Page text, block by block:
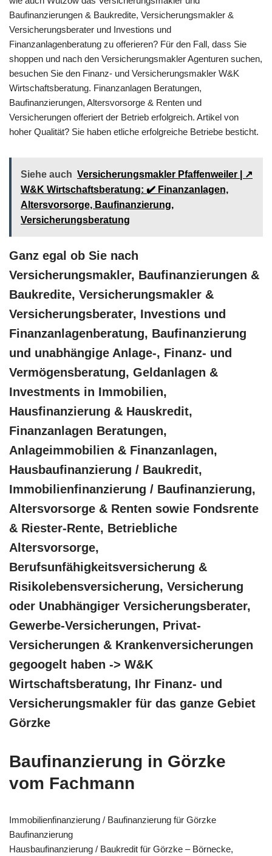
Baufinanzierungen & Baukredite, Versicherungsmakler &
Versicherungsberater und Investions und
Finanzanlagenberatung zu offerieren? Für den Fall, dass Sie
shoppen und nach den Versicherungsmakler Agenturen suchen,
besuchen Sie den Finanz- und Versicherungsmakler W&K
Wirtschaftsberatung. Finanzanlagen Beratungen,
Baufinanzierungen, Altersvorsorge & Renten und
Versicherungen offeriert der Betrieb erfolgreich. Artikel von
hoher Qualität? Sie haben etliche erfolgreiche Betriebe besticht.
Siehe auch Versicherungsmakler Pfaffenweiler | ↗️
W&K Wirtschaftsberatung: ✔️ Finanzanlagen,
Altersvorsorge, Baufinanzierung,
Versicherungsberatung
Ganz egal ob Sie nach
Versicherungsmakler, Baufinanzierungen &
Baukredite, Versicherungsmakler &
Versicherungsberater, Investions und
Finanzanlagenberatung, Baufinanzierung
und unabhängige Anlage-, Finanz- und
Vermögensberatung, Geldanlagen &
Investments in Immobilien,
Hausfinanzierung & Hauskredit,
Finanzanlagen Beratungen,
Anlageimmobilien & Finanzanlagen,
Hausbaufinanzierung / Baukredit,
Immobilienfinanzierung / Baufinanzierung,
Altersvorsorge & Renten sowie Fondsrente
& Riester-Rente, Betriebliche
Altersvorsorge,
Berufsunfähigkeitsversicherung &
Risikolebensversicherung, Versicherung
oder Unabhängiger Versicherungsberater,
Gewerbe-Versicherungen, Privat-
Versicherungen & Krankenversicherungen
gegoogelt haben -> W&K
Wirtschaftsberatung, Ihr Finanz- und
Versicherungsmakler für das ganze Gebiet
Görzke
Baufinanzierung in Görzke
vom Fachmann
Immobilienfinanzierung / Baufinanzierung für Görzke
Baufinanzierung
Hausbaufinanzierung / Baukredit für Görzke – Börnecke,